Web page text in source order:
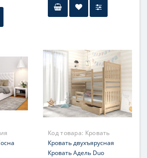
Код товара: Кровать
Адель Duo (массив)
Кровать двухъярусная
Кровать Адель Duo